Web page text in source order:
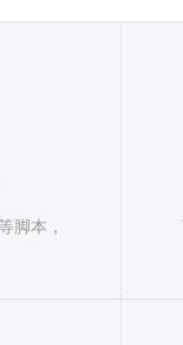
脚本，